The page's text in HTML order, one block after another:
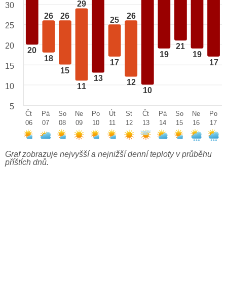
20
26
18
26
15
29
11
13
25
17
26
12
10
19
21
19
17
30
25
20
15
10
5
Čt
06
Pá
07
So
08
Ne
09
Po
10
Út
11
St
12
Čt
13
Pá
14
So
15
Ne
16
Po
17
Graf zobrazuje nejvyšší a nejnižší denní teploty v průběhu
příštích dnů.